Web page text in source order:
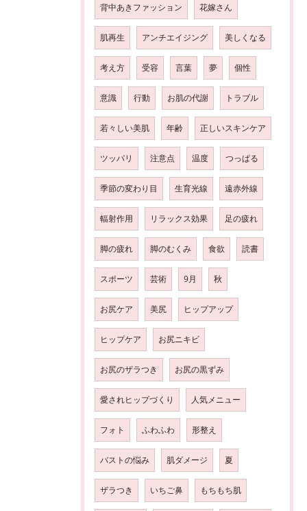
背中あきファッション 花嫁さん
肌再生 アンチエイジング 美しくなる
考え方 受容 言葉 夢 個性
意識 行動 お肌の代謝 トラブル
若々しい美肌 年齢 正しいスキンケア
ツッパリ 注意点 温度 つっぱる
季節の変わり目 生育光線 遠赤外線
輻射作用 リラックス効果 足の疲れ
脚の疲れ 脚のむくみ 食欲 読書
スポーツ 芸術 9月 秋
お尻ケア 美尻 ヒップアップ
ヒップケア お尻ニキビ
お尻のザラつき お尻の黒ずみ
愛されヒップづくり 人気メニュー
フォト ふわふわ 形整え
バストの悩み 肌ダメージ 夏
ザラつき いちご鼻 もちもち肌